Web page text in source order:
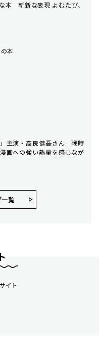
本 斬新な表現 よむたび、
本
主演・高良健吾さん 戦時
画への強い熱量を感じなが
⼀覧
イト